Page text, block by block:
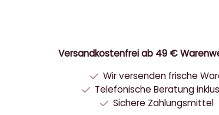
Versandkostenfrei ab 49 €
Wir versenden frische
Telefonische Beratung
Sichere Zahlungsmittel